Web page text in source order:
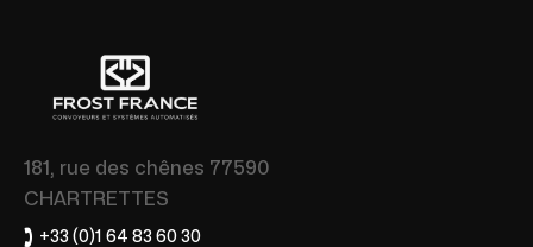
181, rue des chênes 77590
CHARTRETTES
🕽 +33 (0)1 64 83 60 30